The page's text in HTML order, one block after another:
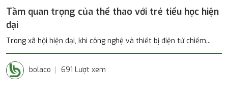
Tầm quan trọng của thể thao với trẻ tiểu học hiện
đại
Trong xã hội hiện đại, khi công nghệ và thiết bị điện tử chiếm...
bolaco 691 Lượt xem